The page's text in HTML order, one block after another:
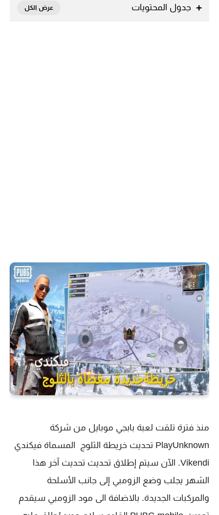
جدول المحتويات
منذ فترة تلقت لعبة بابجي موبايل من شركة
PlayUnknown تحديث خريطة الثلوج المسماة فيكندي
Vikendi. الآن سيتم إطلاق تحديث تحديث آخر هذا
الشهر يجلب وضع الزومبي إلى جانب الأسلحة
والمركبات الجديدة. بالاضافة الى مود الزومبي سيقدم